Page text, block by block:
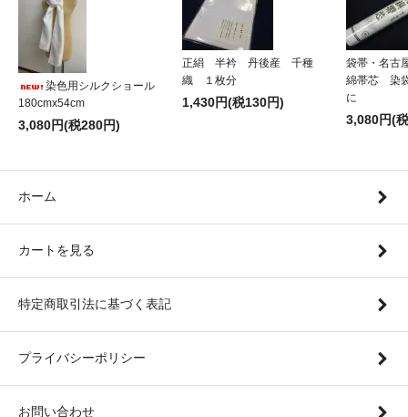
染色用シルクショール
180cmx54cm
3,080円(税280円)
正絹 半衿 丹後産 千種
織 １枚分
1,430円(税130円)
袋帯・名
綿帯芯 染
に
3,080円(
ホーム
カートを見る
特定商取引法に基づく表記
プライバシーポリシー
お問い合わせ